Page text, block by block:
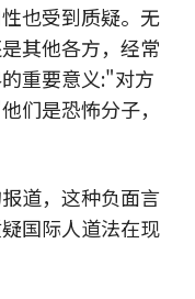
也受到质疑。无
其他各方，经常
重要意义:"对方
们是恐怖分子，
道，这种负面言
国际人道法在现